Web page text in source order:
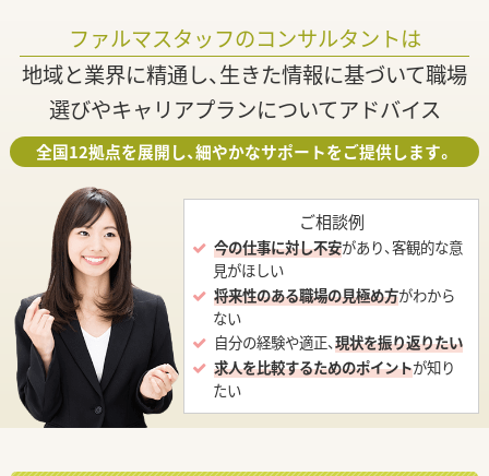
ファルマスタッフのコンサルタントは
地域と業界に精通し、生きた情報に基づいて職場
選びやキャリアプランについてアドバイス
全国12拠点を展開し、細やかなサポートをご提供します。
ご相談例
今の仕事に対し不安があり、客観的な意
見がほしい
将来性のある職場の見極め方がわから
ない
自分の経験や適正、現状を振り返りたい
求人を比較するためのポイントが知り
たい